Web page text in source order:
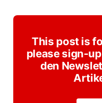
This post is
please sign-
den